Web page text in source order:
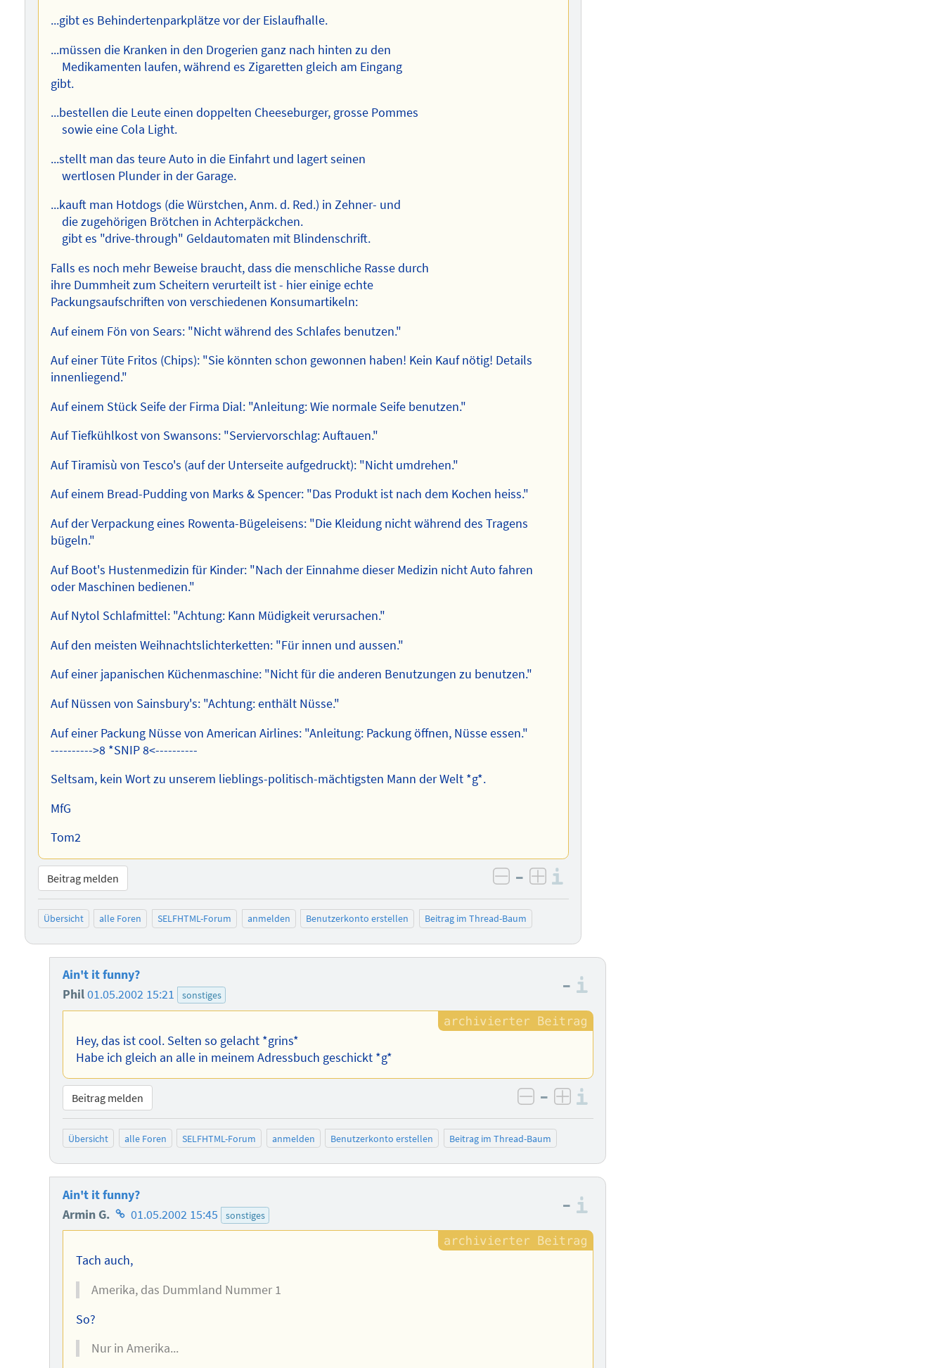
...gibt es Behindertenparkplätze vor der Eislaufhalle.
...müssen die Kranken in den Drogerien ganz nach hinten zu den
Medikamenten laufen, während es Zigaretten gleich am Eingang
gibt.
...bestellen die Leute einen doppelten Cheeseburger, grosse Pommes
sowie eine Cola Light.
...stellt man das teure Auto in die Einfahrt und lagert seinen
wertlosen Plunder in der Garage.
...kauft man Hotdogs (die Würstchen, Anm. d. Red.) in Zehner- und
die zugehörigen Brötchen in Achterpäckchen.
gibt es "drive-through" Geldautomaten mit Blindenschrift.
Falls es noch mehr Beweise braucht, dass die menschliche Rasse durch
ihre Dummheit zum Scheitern verurteilt ist - hier einige echte
Packungsaufschriften von verschiedenen Konsumartikeln:
Auf einem Fön von Sears: "Nicht während des Schlafes benutzen."
Auf einer Tüte Fritos (Chips): "Sie könnten schon gewonnen haben! Kein Kauf nötig! Details
innenliegend."
Auf einem Stück Seife der Firma Dial: "Anleitung: Wie normale Seife benutzen."
Auf Tiefkühlkost von Swansons: "Serviervorschlag: Auftauen."
Auf Tiramisù von Tesco's (auf der Unterseite aufgedruckt): "Nicht umdrehen."
Auf einem Bread-Pudding von Marks & Spencer: "Das Produkt ist nach dem Kochen heiss."
Auf der Verpackung eines Rowenta-Bügeleisens: "Die Kleidung nicht während des Tragens
bügeln."
Auf Boot's Hustenmedizin für Kinder: "Nach der Einnahme dieser Medizin nicht Auto fahren
oder Maschinen bedienen."
Auf Nytol Schlafmittel: "Achtung: Kann Müdigkeit verursachen."
Auf den meisten Weihnachtslichterketten: "Für innen und aussen."
Auf einer japanischen Küchenmaschine: "Nicht für die anderen Benutzungen zu benutzen."
Auf Nüssen von Sainsbury's: "Achtung: enthält Nüsse."
Auf einer Packung Nüsse von American Airlines: "Anleitung: Packung öffnen, Nüsse essen."
---------->8 *SNIP 8<----------
Seltsam, kein Wort zu unserem lieblings-politisch-mächtigsten Mann der Welt *g*.
MfG
Tom2
Beitrag melden negativ bewerten
– positiv bewerten
Übersicht alle Foren SELFHTML-Forum anmelden Benutzerkonto erstellen Beitrag im Thread-Baum
Ain't it funny?
Phil01.05.2002 15:21 sonstiges –
Hey, das ist cool. Selten so gelacht *grins*
Habe ich gleich an alle in meinem Adressbuch geschickt *g*
Beitrag melden negativ bewerten
– positiv bewerten
Übersicht alle Foren SELFHTML-Forum anmelden Benutzerkonto erstellen Beitrag im Thread-Baum
Ain't it funny?
Armin G. Homepage
des
Autors
01.05.2002 15:45 sonstiges –
Tach auch,
Amerika, das Dummland Nummer 1
So?
Nur in Amerika...